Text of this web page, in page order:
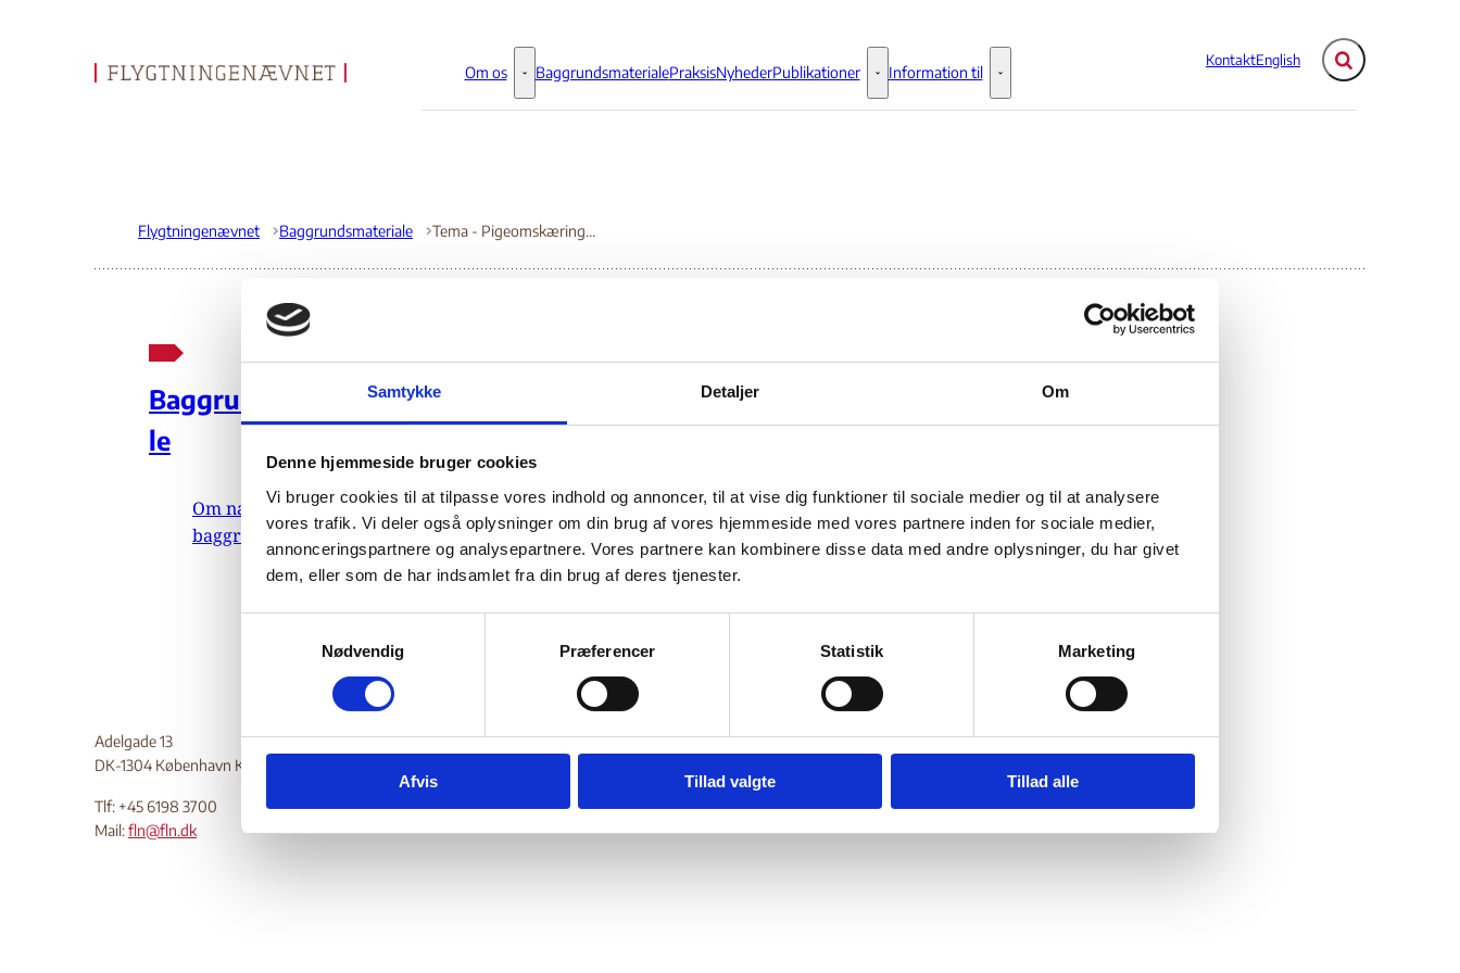
Samtykke Detaljer Om
Denne hjemmeside bruger cookies
Vi bruger cookies til at tilpasse vores indhold og annoncer, til at vise dig funktioner til sociale medier og til at analysere
vores trafik. Vi deler også oplysninger om din brug af vores hjemmeside med vores partnere inden for sociale medier,
annonceringspartnere og analysepartnere. Vores partnere kan kombinere disse data med andre oplysninger, du har givet
dem, eller som de har indsamlet fra din brug af deres tjenester.
v
Nødvendig Præferencer Statistik Marketing
Afvis Tillad valgte Tillad alle
Gå til forsiden
KontaktEnglish Fold søgefelt ud
Om os Om os - Flere links
BaggrundsmaterialePraksisNyhederPublikationer Publikationer - Flere links
Information til Information til - Flere links
Flygtningenævnet Baggrundsmateriale Tema - Pigeomskæring i Somalia
Baggrundsmateria
le
Om nævnets
baggrundsmateriale
Tema - Pigeomskæring i
Somalia
01.12.2014 Bilag 463 Dansk Flygtningehjælp (DRC)Somalia (I)
Indeholder oplysninger om FGM
Adelgade 13
DK-1304 København K
Tlf: +45 6198 3700
Mail:fln@fln.dk
Digital Post - Borger
Tilgængelighedserklæring
Relevante links